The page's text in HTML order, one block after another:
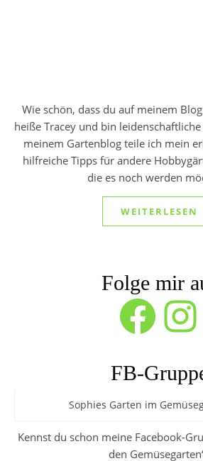
Wie schön, dass du auf meinem
heiße Tracey und bin
meinem Gartenblog teile ich mein
hilfreiche Tipps für andere
die es noch werden
WEITERLESEN
Folge mir
Facebook Instagram
FB-
Sophies Garten im
Kennst du schon meine Facebook-
den